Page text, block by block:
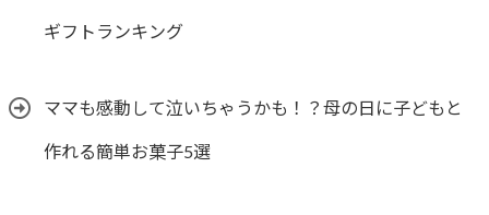
ギフトランキング
ママも感動して泣いちゃうかも！？母の日に子どもと
作れる簡単お菓子5選